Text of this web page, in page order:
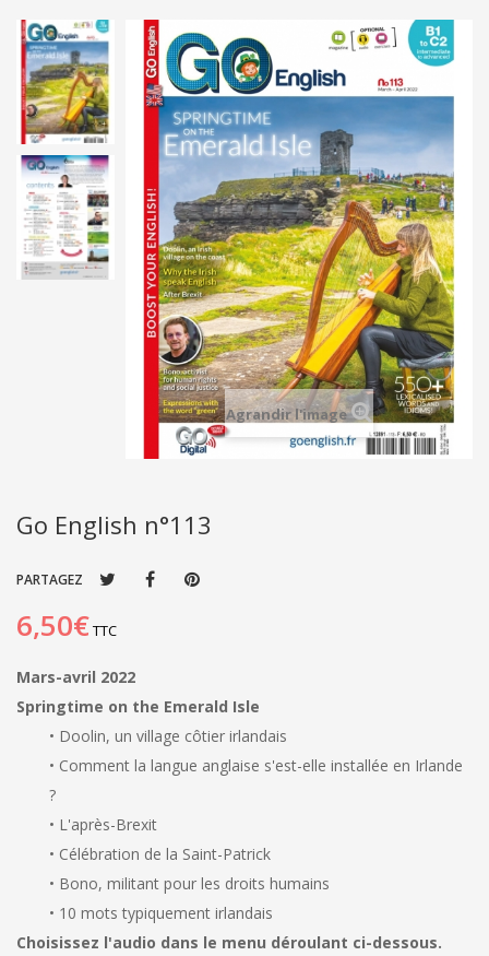
Agrandir l'image
Go English n°113
PARTAGEZ
6,50€TTC
Mars-avril 2022
Springtime on the Emerald Isle
• Doolin, un village côtier irlandais
• Comment la langue anglaise s'est-elle installée en Irlande
?
• L'après-Brexit
• Célébration de la Saint-Patrick
• Bono, militant pour les droits humains
• 10 mots typiquement irlandais
Choisissez l'audio dans le menu déroulant ci-dessous.